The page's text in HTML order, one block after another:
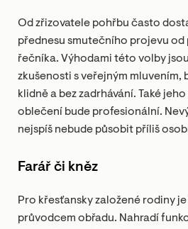
Od zřizovatele pohřbu často
přednesu smutečního projevu
řečníka. Výhodami této volby
zkušenosti s veřejným mluvením,
klidně a bez zadrhávání. Také
oblečení bude profesionální.
nejspíš nebude působit příliš
Farář či kněz
Pro křesťansky založené rodiny
průvodcem obřadu. Nahradí